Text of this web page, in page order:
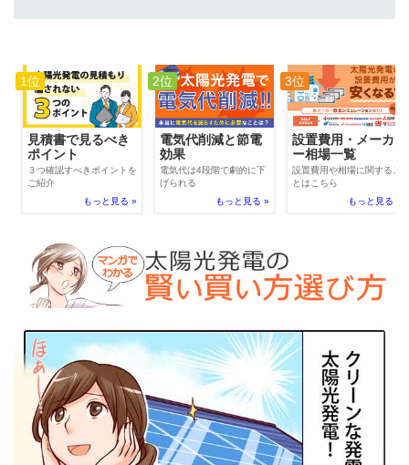
1位
見積書で見るべき
ポイント
３つ確認すべきポイントを
ご紹介
もっと見る »
2位
電気代削減と節電
効果
電気代は4段階で劇的に下
げられる
もっと見る »
3位
設置費用・メーカ
ー相場一覧
設置費用や相場に関するこ
とはこちら
もっと見る »